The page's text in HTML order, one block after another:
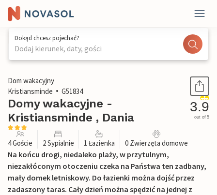
Dokąd chcesz pojechać?
Dodaj kierunek, daty, gości
1 / 22
Dom wakacyjny
Kristiansminde
G51834
Domy wakacyjne -
Kristiansminde , Dania
3.9
out of 5
4 Goście 2 Sypialnie 1 Łazienka 0 Zwierzęta domowe
Na końcu drogi, niedaleko plaży, w przytulnym,
niezakłóconym otoczeniu czeka na Państwa ten zadbany,
mały domek letniskowy. Do łazienki można dojść przez
zadaszony taras. Cały dzień można spędzić na jednej z